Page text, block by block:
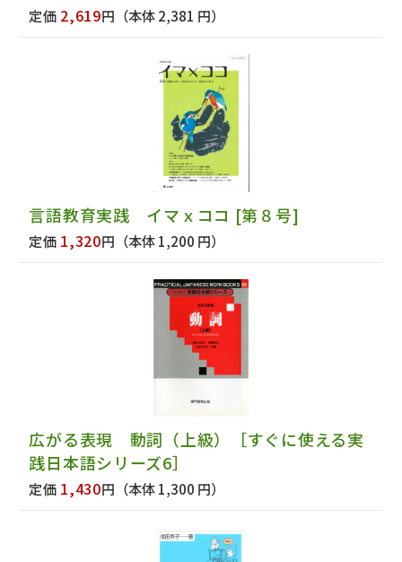
定価 2,619円 （本体 2,381 円）
言語教育実践 イマｘココ [第８号]
定価 1,320円 （本体 1,200 円）
広がる表現 動詞（上級）［すぐに使える実
践日本語シリーズ6］
定価 1,430円 （本体 1,300 円）